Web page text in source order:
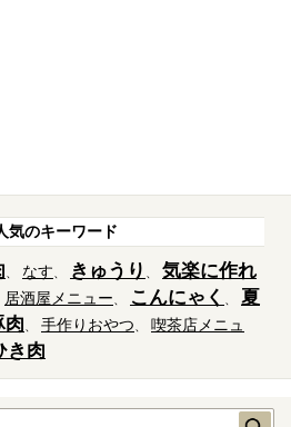
気のキーワード
なす きゅうり
気楽に作れ
居酒屋メニュー こんにゃく
夏
肉 手作りおやつ
喫茶店メニュ
き肉